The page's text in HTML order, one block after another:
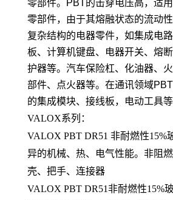
零部件。PBT的击穿电压高，适
零部件，由于其熔融状态的流动
复杂结构的电器零件，如集成电
板、计算机键盘、电器开关、熔
护器等。汽车保险杠、化油器、
部件、点火器等。在通讯领域
的集成模块、接线板，电动工具等
VALOX系列：
VALOX PBT DR51 非耐燃性15%
异的机械、热、电气性能。非阻
壳、把手、连接器
VALOX PBT DR51非耐燃性15%